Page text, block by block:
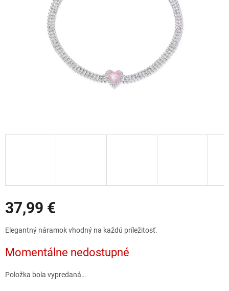
37,99 €
cena:
Elegantný náramok vhodný na každú príležitosť.
Momentálne nedostupné
Položka bola vypredaná…